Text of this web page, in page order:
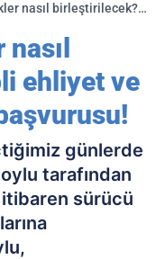
nasıl birleştirilecek?
ehliyet ve
günlerde
tarafından
itibaren sürücü